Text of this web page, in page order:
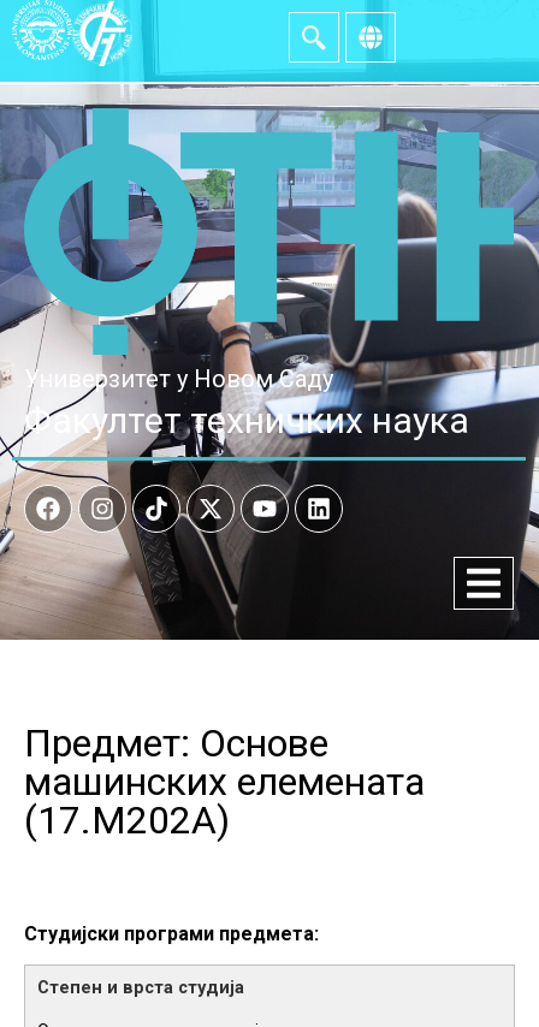
Универзитет у Новом Саду
Факултет техничких наука
Предмет: Основе
машинских елемената
(17.M202A)
Студијски програми предмета: